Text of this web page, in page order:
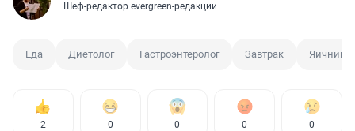
Шеф-редактор evergreen-редакции
Еда Диетолог Гастроэнтеролог Завтрак Яичница
2 0 0 0 0